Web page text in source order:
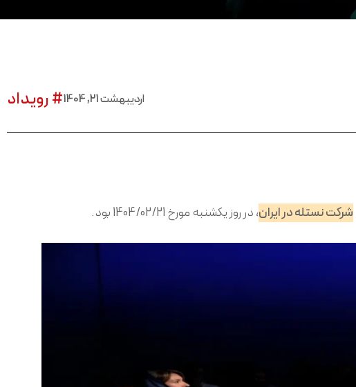
اردیبهشت 21, 1404 # رویداد
شرکت نستله در ایران، در روز یکشنبه مورخ 1404/02/21 بود.